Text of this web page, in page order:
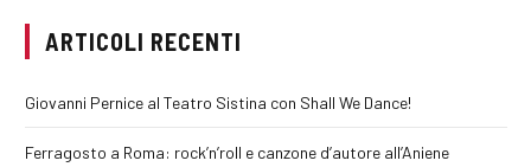
ARTICOLI RECENTI
Giovanni Pernice al Teatro Sistina con Shall We Dance!
Ferragosto a Roma: rock’n’roll e canzone d’autore all’Aniene